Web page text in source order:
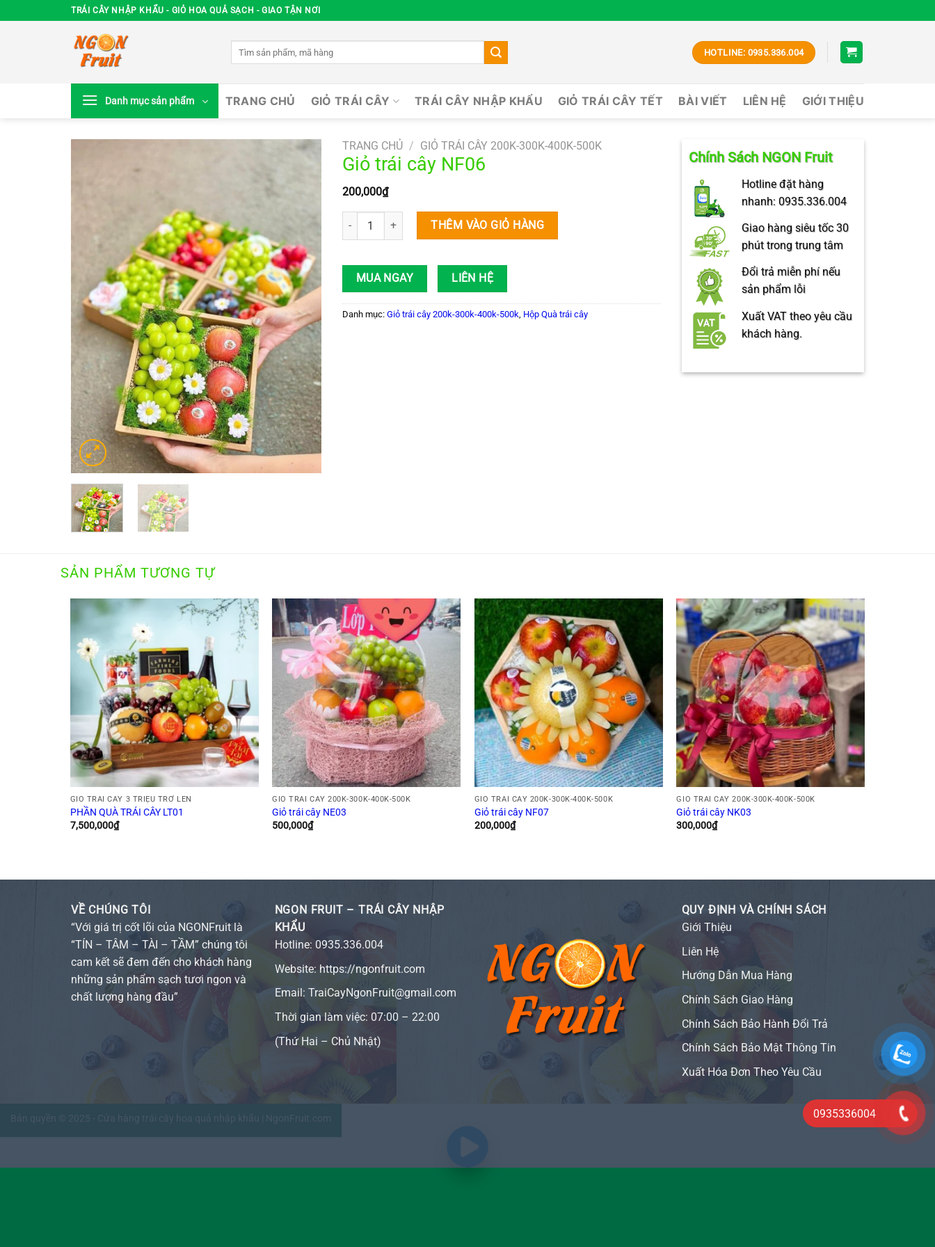
đến
TRÁI CÂY NHẬP KHẨU - GIỎ HOA QUẢ SẠCH - GIAO TẬN NƠI
HOTLINE: 0935.336.004
Danh mục sản phẩm TRANG CHỦ GIỎ TRÁI CÂY TRÁI CÂY NHẬP KHẨU GIỎ TRÁI CÂY TẾT BÀI VIẾT LIÊN HỆ GIỚI THIỆU
TRANG CHỦ / GIỎ TRÁI CÂY 200K-300K-400K-500K
Giỏ trái cây NF06
200,000₫
Giỏ trái cây NF06 số lượngTHÊM VÀO GIỎ HÀNG
MUA NGAY LIÊN HỆ
Danh mục: Giỏ trái cây 200k-300k-400k-500k Hộp Quà trái cây
Chính Sách NGON Fruit
Hotline đặt hàng
nhanh: 0935.336.004
Giao hàng siêu tốc 30
phút trong trung tâm
Đổi trả miễn phí nếu
sản phẩm lỗi
Xuất VAT theo yêu cầu
khách hàng.
SẢN PHẨM TƯƠNG TỰ
GIỎ TRÁI CÂY 3 TRIỆU TRỞ LÊN
PHẦN QUÀ TRÁI CÂY LT01
7,500,000₫
GIỎ TRÁI CÂY 200K-300K-400K-500K
Giỏ trái cây NE03
500,000₫
GIỎ TRÁI CÂY 200K-300K-400K-500K
Giỏ trái cây NF07
200,000₫
GIỎ TRÁI CÂY 200K-300K-400K-500K
Giỏ trái cây NK03
300,000₫
VỀ CHÚNG TÔI
“Với giá trị cốt lõi của NGONFruit là
“TÍN – TÂM – TÀI – TẦM” chúng tôi
cam kết sẽ đem đến cho khách hàng
những sản phẩm sạch tươi ngon và
chất lượng hàng đầu”
NGON FRUIT – TRÁI CÂY NHẬP
KHẨU
Hotline: 0935.336.004
Website: https://ngonfruit.com
Email: TraiCayNgonFruit@gmail.com
Thời gian làm việc: 07:00 – 22:00
(Thứ Hai – Chủ Nhật)
QUY ĐỊNH VÀ CHÍNH SÁCH
Giới Thiệu
Liên Hệ
Hướng Dẫn Mua Hàng
Chính Sách Giao Hàng
Chính Sách Bảo Hành Đổi Trả
Chính Sách Bảo Mật Thông Tin
Xuất Hóa Đơn Theo Yêu Cầu
Bản quyền © 2025 - Cửa hàng trái cây hoa quả nhập khẩu | NgonFruit.com 0935336004